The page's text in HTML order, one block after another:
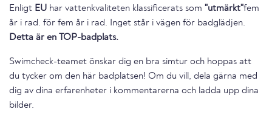
Enligt EU har vattenkvaliteten klassificerats som "utmärkt"fem
år i rad. för fem år i rad. Inget står i vägen för badglädjen.
Detta är en TOP-badplats.
Swimcheck-teamet önskar dig en bra simtur och hoppas att
du tycker om den här badplatsen! Om du vill, dela gärna med
dig av dina erfarenheter i kommentarerna och ladda upp dina
bilder.